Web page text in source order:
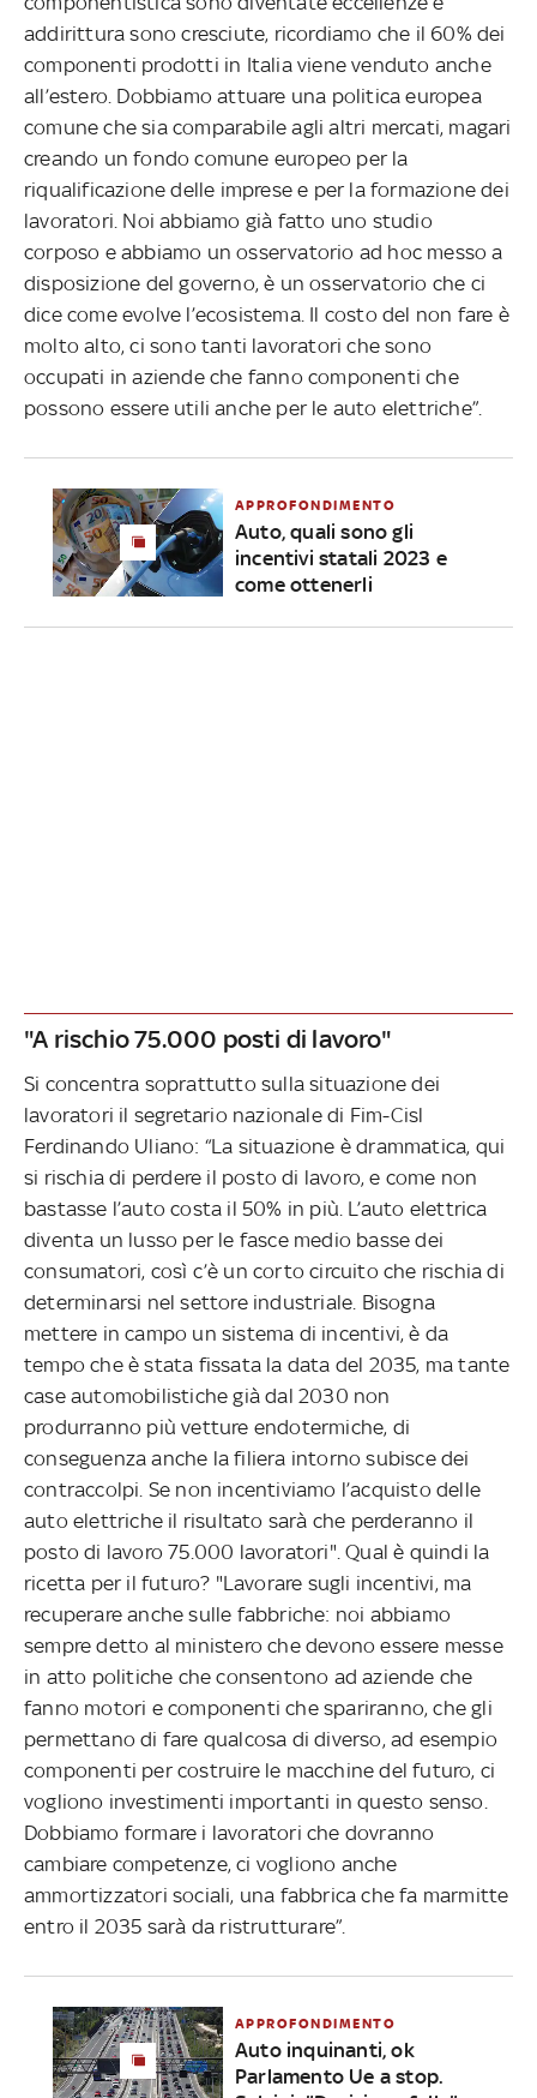
addirittura sono cresciute, ricordiamo che il 60% dei
componenti prodotti in Italia viene venduto anche
all’estero. Dobbiamo attuare una politica europea
comune che sia comparabile agli altri mercati, magari
creando un fondo comune europeo per la
riqualificazione delle imprese e per la formazione dei
lavoratori. Noi abbiamo già fatto uno studio
corposo e abbiamo un osservatorio ad hoc messo a
disposizione del governo, è un osservatorio che ci
dice come evolve l’ecosistema. Il costo del non fare è
molto alto, ci sono tanti lavoratori che sono
occupati in aziende che fanno componenti che
possono essere utili anche per le auto elettriche”.
APPROFONDIMENTO
Auto, quali sono gli
incentivi statali 2023 e
come ottenerli
"A rischio 75.000 posti di lavoro"
Si concentra soprattutto sulla situazione dei
lavoratori il segretario nazionale di Fim-Cisl
Ferdinando Uliano: “La situazione è drammatica, qui
si rischia di perdere il posto di lavoro, e come non
bastasse l’auto costa il 50% in più. L’auto elettrica
diventa un lusso per le fasce medio basse dei
consumatori, così c’è un corto circuito che rischia di
determinarsi nel settore industriale. Bisogna
mettere in campo un sistema di incentivi, è da
tempo che è stata fissata la data del 2035, ma tante
case automobilistiche già dal 2030 non
produrranno più vetture endotermiche, di
conseguenza anche la filiera intorno subisce dei
contraccolpi. Se non incentiviamo l’acquisto delle
auto elettriche il risultato sarà che perderanno il
posto di lavoro 75.000 lavoratori". Qual è quindi la
ricetta per il futuro? "Lavorare sugli incentivi, ma
recuperare anche sulle fabbriche: noi abbiamo
sempre detto al ministero che devono essere messe
in atto politiche che consentono ad aziende che
fanno motori e componenti che spariranno, che gli
permettano di fare qualcosa di diverso, ad esempio
componenti per costruire le macchine del futuro, ci
vogliono investimenti importanti in questo senso.
Dobbiamo formare i lavoratori che dovranno
cambiare competenze, ci vogliono anche
ammortizzatori sociali, una fabbrica che fa marmitte
entro il 2035 sarà da ristrutturare”.
APPROFONDIMENTO
Auto inquinanti, ok
Parlamento Ue a stop.